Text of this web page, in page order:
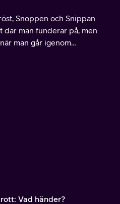
Snoppen och Snippan
där man funderar på, men
man går igenom
Vad händer?